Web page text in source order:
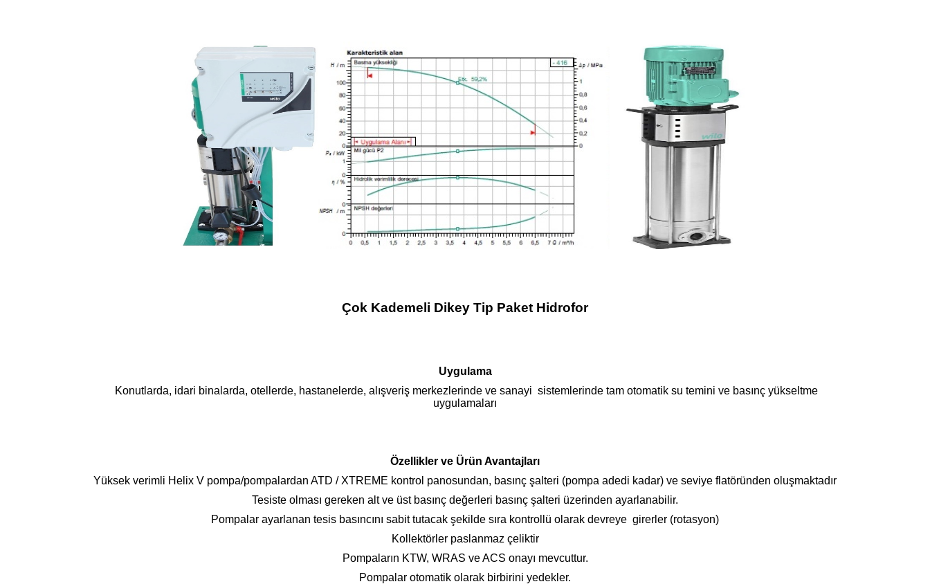
Çok Kademeli Dikey Tip Paket Hidrofor
Uygulama
Konutlarda, idari binalarda, otellerde, hastanelerde, alışveriş merkezlerinde ve sanayi sistemlerinde tam otomatik su temini ve basınç yükseltme
uygulamaları
Özellikler ve Ürün Avantajları
Yüksek verimli Helix V pompa/pompalardan ATD / XTREME kontrol panosundan, basınç şalteri (pompa adedi kadar) ve seviye flatöründen oluşmaktadır
Tesiste olması gereken alt ve üst basınç değerleri basınç şalteri üzerinden ayarlanabilir.
Pompalar ayarlanan tesis basıncını sabit tutacak şekilde sıra kontrollü olarak devreye girerler (rotasyon)
Kollektörler paslanmaz çeliktir
Pompaların KTW, WRAS ve ACS onayı mevcuttur.
Pompalar otomatik olarak birbirini yedekler.